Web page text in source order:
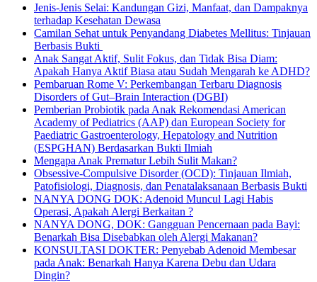
Jenis-Jenis Selai: Kandungan Gizi, Manfaat, dan Dampaknya
terhadap Kesehatan Dewasa
Camilan Sehat untuk Penyandang Diabetes Mellitus: Tinjauan
Berbasis Bukti
Anak Sangat Aktif, Sulit Fokus, dan Tidak Bisa Diam:
Apakah Hanya Aktif Biasa atau Sudah Mengarah ke ADHD?
Pembaruan Rome V: Perkembangan Terbaru Diagnosis
Disorders of Gut–Brain Interaction (DGBI)
Pemberian Probiotik pada Anak Rekomendasi American
Academy of Pediatrics (AAP) dan European Society for
Paediatric Gastroenterology, Hepatology and Nutrition
(ESPGHAN) Berdasarkan Bukti Ilmiah
Mengapa Anak Prematur Lebih Sulit Makan?
Obsessive-Compulsive Disorder (OCD): Tinjauan Ilmiah,
Patofisiologi, Diagnosis, dan Penatalaksanaan Berbasis Bukti
NANYA DONG DOK: Adenoid Muncul Lagi Habis
Operasi, Apakah Alergi Berkaitan ?
NANYA DONG, DOK: Gangguan Pencernaan pada Bayi:
Benarkah Bisa Disebabkan oleh Alergi Makanan?
KONSULTASI DOKTER: Penyebab Adenoid Membesar
pada Anak: Benarkah Hanya Karena Debu dan Udara
Dingin?